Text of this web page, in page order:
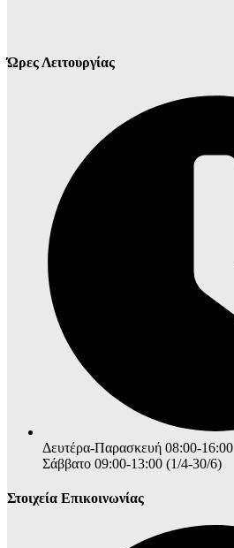
Ώρες Λειτουργίας
Δευτέρα-Παρασκευή 08:00-16:00
Σάββατο 09:00-13:00 (1/4-30/6)
Στοιχεία Επικοινωνίας